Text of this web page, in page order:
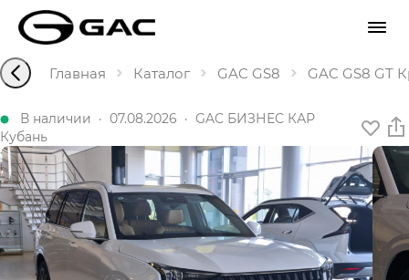
Главная Каталог GAC GS8 GAC GS8 GT
В наличии · 07.08.2026 · GAC БИЗНЕС КАР
Кубань